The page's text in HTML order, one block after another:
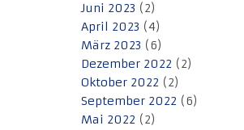
Juni 2023 (2)
April 2023 (4)
März 2023 (6)
Dezember 2022 (2)
Oktober 2022 (2)
September 2022 (6)
Mai 2022 (2)